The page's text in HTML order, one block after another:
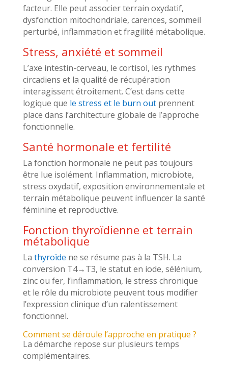
facteur. Elle peut associer terrain oxydatif,
dysfonction mitochondriale, carences, sommeil
perturbé, inflammation et fragilité métabolique.
Stress, anxiété et sommeil
L’axe intestin-cerveau, le cortisol, les rythmes
circadiens et la qualité de récupération
interagissent étroitement. C’est dans cette
logique que le stress et le burn outprennent
place dans l’architecture globale de l’approche
fonctionnelle.
Santé hormonale et fertilité
La fonction hormonale ne peut pas toujours
être lue isolément. Inflammation, microbiote,
stress oxydatif, exposition environnementale et
terrain métabolique peuvent influencer la santé
féminine et reproductive.
Fonction thyroïdienne et terrain
métabolique
La thyroïde ne se résume pas à la TSH. La
conversion T4→T3, le statut en iode, sélénium,
zinc ou fer, l’inflammation, le stress chronique
et le rôle du microbiote peuvent tous modifier
l’expression clinique d’un ralentissement
fonctionnel.
Comment se déroule l’approche en pratique ?
La démarche repose sur plusieurs temps
complémentaires.